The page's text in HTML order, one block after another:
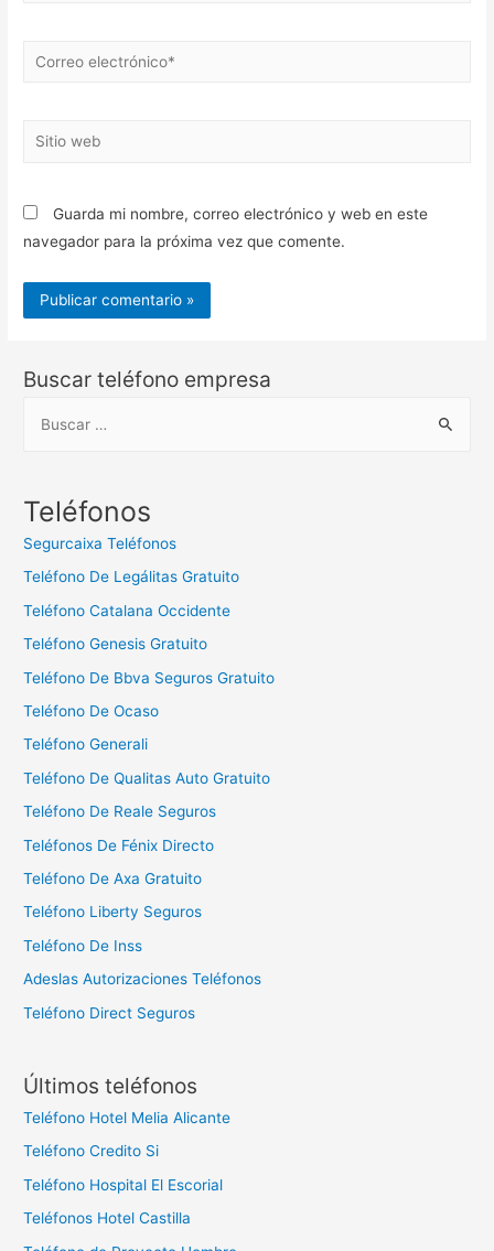
Correo
Sitio
Guarda mi nombre, correo electrónico y web en este
navegador para la próxima vez que comente.
Buscar teléfono empresa
c
Teléfonos
Segurcaixa Teléfonos
Teléfono De Legálitas Gratuito
Teléfono Catalana Occidente
Teléfono Genesis Gratuito
Teléfono De Bbva Seguros Gratuito
Teléfono De Ocaso
Teléfono Generali
Teléfono De Qualitas Auto Gratuito
Teléfono De Reale Seguros
Teléfonos De Fénix Directo
Teléfono De Axa Gratuito
Teléfono Liberty Seguros
Teléfono De Inss
Adeslas Autorizaciones Teléfonos
Teléfono Direct Seguros
Últimos teléfonos
Teléfono Hotel Melia Alicante
Teléfono Credito Si
Teléfono Hospital El Escorial
Teléfonos Hotel Castilla